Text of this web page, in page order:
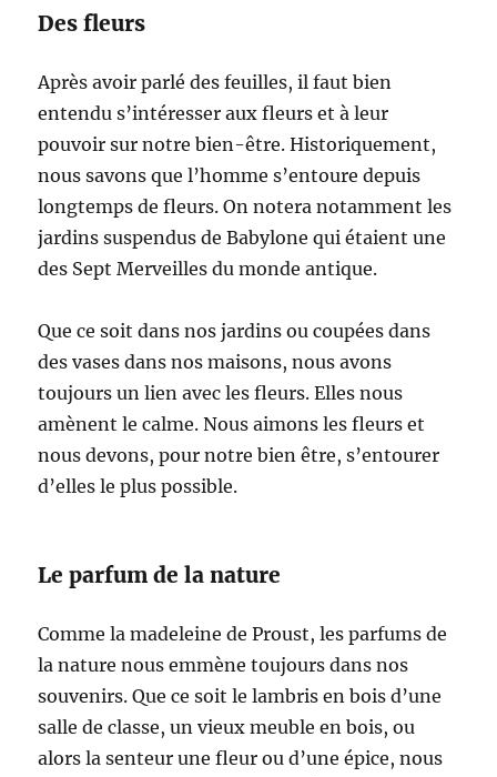
Des fleurs
Après avoir parlé des feuilles, il faut bien
entendu s’intéresser aux fleurs et à leur
pouvoir sur notre bien-être. Historiquement,
nous savons que l’homme s’entoure depuis
longtemps de fleurs. On notera notamment les
jardins suspendus de Babylone qui étaient une
des Sept Merveilles du monde antique.
Que ce soit dans nos jardins ou coupées dans
des vases dans nos maisons, nous avons
toujours un lien avec les fleurs. Elles nous
amènent le calme. Nous aimons les fleurs et
nous devons, pour notre bien être, s’entourer
d’elles le plus possible.
Le parfum de la nature
Comme la madeleine de Proust, les parfums de
la nature nous emmène toujours dans nos
souvenirs. Que ce soit le lambris en bois d’une
salle de classe, un vieux meuble en bois, ou
alors la senteur une fleur ou d’une épice, nous